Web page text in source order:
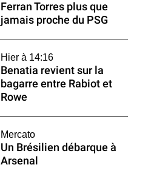
Ferran Torres plus que
jamais proche du PSG
Hier à 14:16
Benatia revient sur la
bagarre entre Rabiot et
Rowe
Mercato
Un Brésilien débarque à
Arsenal